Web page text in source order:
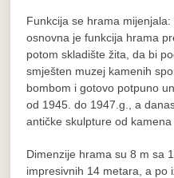
Funkcija se hrama
osnovna je funkcija hrama
potom skladište žita, da bi
smješten muzej kamenih
bombom i gotovo potpuno
od 1945. do 1947.g., a
antičke skulpture od kamena
Dimenzije hrama su 8 m sa
impresivnih 14 metara, a po